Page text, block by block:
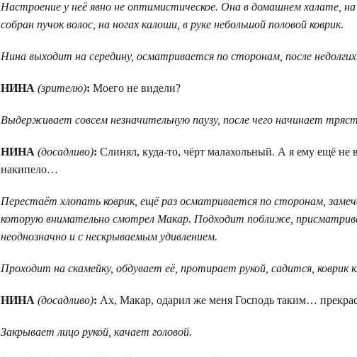
Настроение у неё явно не оптимистическое. Она в домашнем халате,
собран пучок волос, на ногах калоши, в руке небольшой половой коврик.
Нина выходит на середину, осматривается по сторонам, после
НИНА (зрителю): Моего не видели?
Выдерживает совсем незначительную паузу, после чего начинает
НИНА (досадливо): Слинял, куда-то, чёрт малахольный. А я ему ещё не
накипело…
Перестаёт хлопать коврик, ещё раз осматривается по сторонам,
которую внимательно смотрел Макар. Подходит поближе,
неоднозначно и с нескрываемым удивлением.
Проходит на скамейку, обдувает её, протирает рукой, садится, коврик
НИНА (досадливо): Ах, Макар, одарил же меня Господь таким…
Закрывает лицо рукой, качает головой.